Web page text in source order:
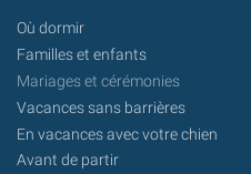
Où dormir
Familles et enfants
Mariages et cérémonies
Vacances sans barrières
En vacances avec votre chien
Avant de partir